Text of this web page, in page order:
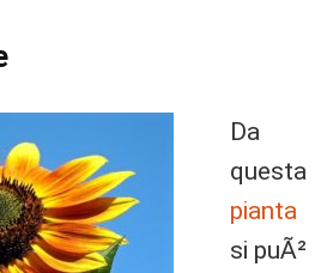
Da
questa
pianta
si puÃ²